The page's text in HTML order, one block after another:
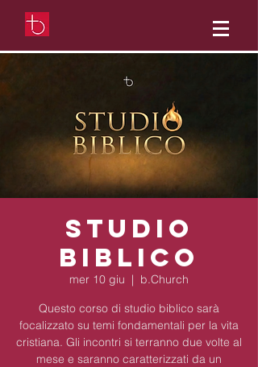
Studio
Biblico
mer 10 giu
  |
b.Church
Questo corso di studio biblico sarà
focalizzato su temi fondamentali per la vita
cristiana. Gli incontri si terranno due volte al
mese e saranno caratterizzati da un